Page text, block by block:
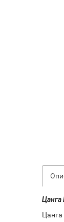
Цанга
Цанга